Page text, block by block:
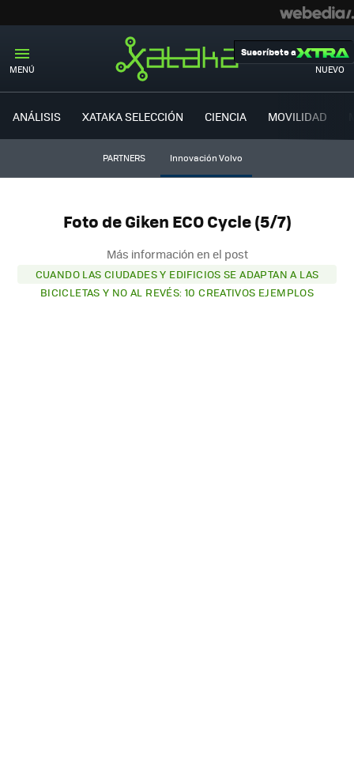
MENÚ NUEVO
Suscríbete a
ANÁLISIS XATAKA SELECCIÓN CIENCIA MOVILIDAD
PARTNERS Innovación Volvo
Foto de Giken ECO Cycle (5/7)
Más información en el post
CUANDO LAS CIUDADES Y EDIFICIOS SE ADAPTAN A LAS
BICICLETAS Y NO AL REVÉS: 10 CREATIVOS EJEMPLOS